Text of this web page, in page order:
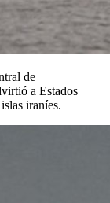
de
a Estados
iraníes.